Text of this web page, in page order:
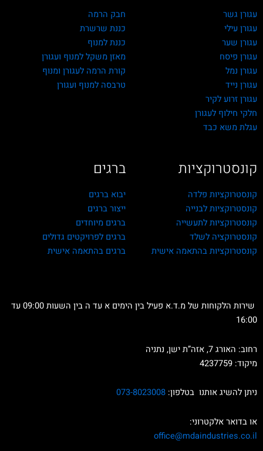
עגורן גשר
עגורן עילי
עגורן שער
עגורן פיסח
עגורן נמל
עגורן נייד
עגורן זרוע לקיר
חלקי חילוף לעגורן
עגלת משא כבד
חבק הרמה
כננת שרשרת
כננת למנוף
מאזן משקל למנוף ועגורן
קורת הרמה לעגורן ומנוף
טרבסה למנוף ועגורן
קונסטרוקציות
קונסטרוקציות פלדה
קונסטרוקציות לבנייה
קונסטרוקציות לתעשייה
קונסטרוקציה לשלד
קונסטרוקציות בהתאמה אישית
ברגים
יבוא ברגים
ייצור ברגים
ברגים מיוחדים
ברגים לפרויקטים גדולים
ברגים בהתאמה אישית
שירות הלקוחות של מ.ד.א פעיל בין הימים א עד ה בין השעות 09:00 עד
16:00
רחוב: האורג 7, אזה”ת ישן, נתניה
מיקוד: 4237759
ניתן להשיג אותנו בטלפון: 073-8023008
או בדואר אלקטרוני:
office@mdaindustries.co.il